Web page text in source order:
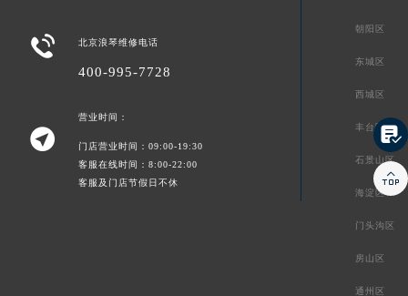
 北京浪琴维修电话
400-995-7728

营业时间：
门店营业时间：09:00-19:30
客服在线时间：8:00-22:00
客服及门店节假日不休
朝阳区
东城区
西城区
丰台区
石景山区
海淀区
门头沟区
房山区
通州区

